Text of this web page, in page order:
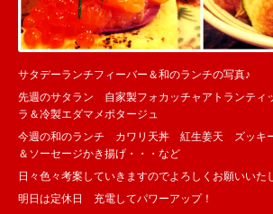
サタデーランチフィーバー＆和のランチの写真♪
先週のサタラン 自家製フォカッチャアトランティ
ラ＆冷製エダマメポタージュ
今週の和のランチ カワリ天丼 紅生姜天 ズッキ
＆ソーセージかき揚げ・・・など
日々色々考案していきますのでよろしくお願いいた
明日は定休日 充電してパワーアップ！